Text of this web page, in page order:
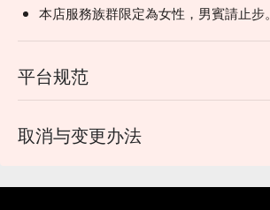
本店服務族群限定為女性，男賓請止步。
平台规范
取消与变更办法